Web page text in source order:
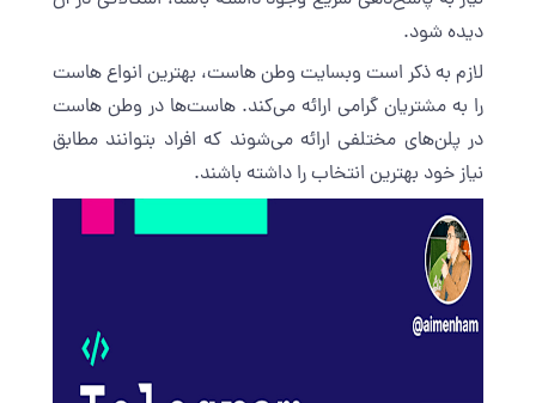
دیده شود.
لازم به ذکر است وبسایت وطن هاست، بهترین انواع هاست
را به مشتریان گرامی ارائه می‌کند. هاست‌ها در وطن هاست
در پلن‌های مختلفی ارائه می‌شوند که افراد بتوانند مطابق
نیاز خود بهترین انتخاب را داشته باشند.